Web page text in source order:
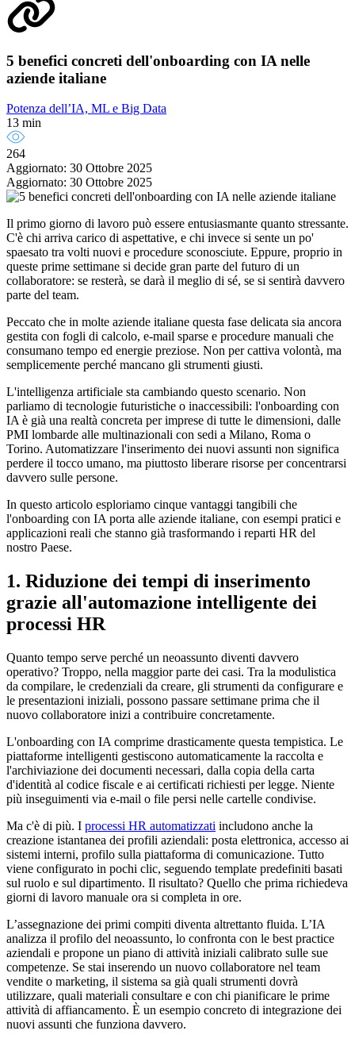
5 benefici concreti dell'onboarding con IA nelle
aziende italiane
Potenza dell’IA, ML e Big Data
13 min
264
Aggiornato: 30 Ottobre 2025
Aggiornato: 30 Ottobre 2025
Il primo giorno di lavoro può essere entusiasmante quanto stressante.
C'è chi arriva carico di aspettative, e chi invece si sente un po'
spaesato tra volti nuovi e procedure sconosciute. Eppure, proprio in
queste prime settimane si decide gran parte del futuro di un
collaboratore: se resterà, se darà il meglio di sé, se si sentirà davvero
parte del team.
Peccato che in molte aziende italiane questa fase delicata sia ancora
gestita con fogli di calcolo, e-mail sparse e procedure manuali che
consumano tempo ed energie preziose. Non per cattiva volontà, ma
semplicemente perché mancano gli strumenti giusti.
L'intelligenza artificiale sta cambiando questo scenario. Non
parliamo di tecnologie futuristiche o inaccessibili: l'onboarding con
IA è già una realtà concreta per imprese di tutte le dimensioni, dalle
PMI lombarde alle multinazionali con sedi a Milano, Roma o
Torino. Automatizzare l'inserimento dei nuovi assunti non significa
perdere il tocco umano, ma piuttosto liberare risorse per concentrarsi
davvero sulle persone.
In questo articolo esploriamo cinque vantaggi tangibili che
l'onboarding con IA porta alle aziende italiane, con esempi pratici e
applicazioni reali che stanno già trasformando i reparti HR del
nostro Paese.
1. Riduzione dei tempi di inserimento
grazie all'automazione intelligente dei
processi HR
Quanto tempo serve perché un neoassunto diventi davvero
operativo? Troppo, nella maggior parte dei casi. Tra la modulistica
da compilare, le credenziali da creare, gli strumenti da configurare e
le presentazioni iniziali, possono passare settimane prima che il
nuovo collaboratore inizi a contribuire concretamente.
L'onboarding con IA comprime drasticamente questa tempistica. Le
piattaforme intelligenti gestiscono automaticamente la raccolta e
l'archiviazione dei documenti necessari, dalla copia della carta
d'identità al codice fiscale e ai certificati richiesti per legge. Niente
più inseguimenti via e-mail o file persi nelle cartelle condivise.
Ma c'è di più. I processi HR automatizzati includono anche la
creazione istantanea dei profili aziendali: posta elettronica, accesso ai
sistemi interni, profilo sulla piattaforma di comunicazione. Tutto
viene configurato in pochi clic, seguendo template predefiniti basati
sul ruolo e sul dipartimento. Il risultato? Quello che prima richiedeva
giorni di lavoro manuale ora si completa in ore.
L’assegnazione dei primi compiti diventa altrettanto fluida. L’IA
analizza il profilo del neoassunto, lo confronta con le best practice
aziendali e propone un piano di attività iniziali calibrato sulle sue
competenze. Se stai inserendo un nuovo collaboratore nel team
vendite o marketing, il sistema sa già quali strumenti dovrà
utilizzare, quali materiali consultare e con chi pianificare le prime
attività di affiancamento. È un esempio concreto di integrazione dei
nuovi assunti che funziona davvero.